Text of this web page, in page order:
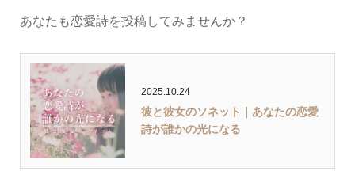
あなたも恋愛詩を投稿してみませんか？
2025.10.24
彼と彼女のソネット｜あなたの恋愛
詩が誰かの光になる